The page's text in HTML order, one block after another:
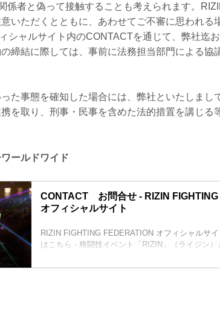
係者と偽って接触することも考えられます。
いただくとともに、あわせてご不審に思われる
シャルサイト内のCONTACTを通じて、弊社迄
締結に際しては、事前に法務担当部門による協
た事態を確知した場合には、弊社といたしまし
を取り、刑事・民事を含めた法的措置を講じる
ールドワイド
CONTACT お問合せ - RIZIN FIGHTING
オフィシャルサイト
RIZIN FIGHTING FEDERATION オフィシャルサ
はこちら - 格闘技イベント「RIZIN」（ライジン）
FIGHTING FEDERATION」（ライジン ファイテ
ョン）の情報・加盟団体について発信していきま